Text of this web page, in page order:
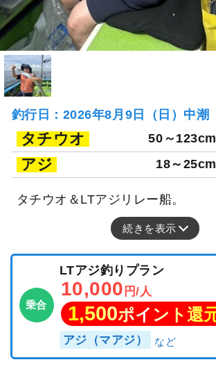
釣行日：2026年8月9日（日）中潮
タチウオ 50～123cm
アジ 18～25cm
タチウオ＆LTアジリレー船。
続きを表示
乗合
LTアジ釣りプラン
10,000 円/人
1,500ポイント還
アジ（マアジ）